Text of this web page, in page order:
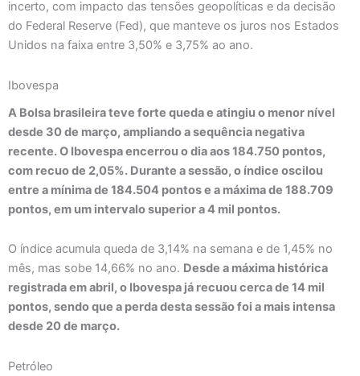
incerto, com impacto das tensões geopolíticas e da decisão
do Federal Reserve (Fed), que manteve os juros nos Estados
Unidos na faixa entre 3,50% e 3,75% ao ano.
Ibovespa
A Bolsa brasileira teve forte queda e atingiu o menor nível
desde 30 de março, ampliando a sequência negativa
recente. O Ibovespa encerrou o dia aos 184.750 pontos,
com recuo de 2,05%. Durante a sessão, o índice oscilou
entre a mínima de 184.504 pontos e a máxima de 188.709
pontos, em um intervalo superior a 4 mil pontos.
O índice acumula queda de 3,14% na semana e de 1,45% no
mês, mas sobe 14,66% no ano. Desde a máxima histórica
registrada em abril, o Ibovespa já recuou cerca de 14 mil
pontos, sendo que a perda desta sessão foi a mais intensa
desde 20 de março.
Petróleo